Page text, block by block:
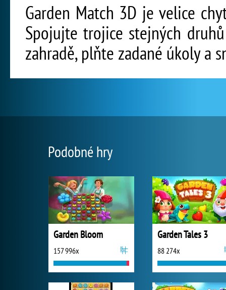
Garden Match 3D je velice
Spojujte trojice stejných
zahradě, plňte zadané úkoly a
Podobné hry
Garden Bloom
157 996x
Garden Tales 3
88 274x